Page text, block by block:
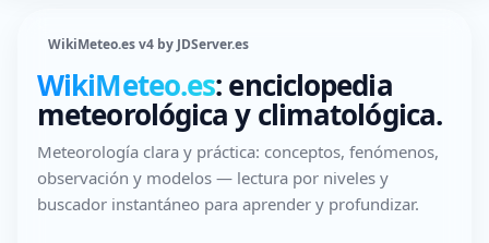
WikiMeteo.es v4 by JDServer.es
WikiMeteo.es: enciclopedia
meteorológica y climatológica.
Meteorología clara y práctica: conceptos, fenómenos,
observación y modelos — lectura por niveles y
buscador instantáneo para aprender y profundizar.